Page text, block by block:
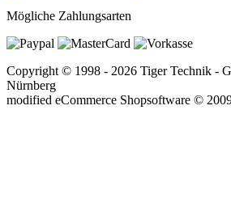
Mögliche Zahlungsarten
Copyright © 1998 - 2026 Tiger Technik -
Nürnberg
modified eCommerce Shopsoftware ©